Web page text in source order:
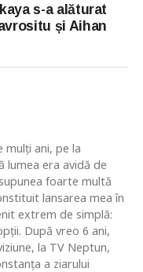
s-a alăturat
și Aihan
ani, pe la
lumea era avidă de
foarte multă
lansarea mea în
extrem de simplă:
După vreo 6 ani,
la TV Neptun,
a ziarului